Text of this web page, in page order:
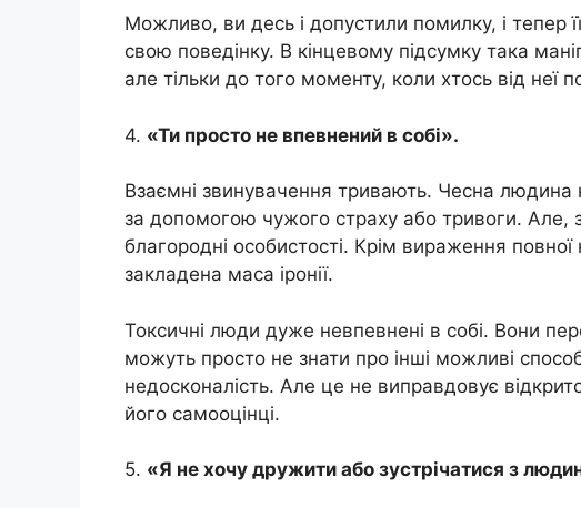
Можливо, ви десь і допустили помилку, і тепер
свою поведінку. В кінцевому підсумку така
але тільки до того моменту, коли хтось від неї
4. «Ти просто не впевнений в собі».
Взаємні звинувачення тривають. Чесна
за допомогою чужого страху або тривоги. Але,
благородні особистості. Крім вираження
закладена маса іронії.
Токсичні люди дуже невпевнені в собі. Вони
можуть просто не знати про інші можливі
недосконалість. Але це не виправдовує
його самооцінці.
5. «Я не хочу дружити або зустрічатися з